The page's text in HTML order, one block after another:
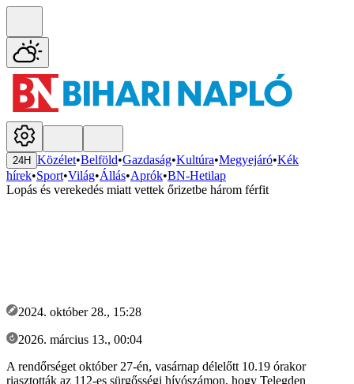
24H Közélet•Belföld•Gazdaság•Kultúra•Megyejáró•Kék
hírek•Sport•Világ•Állás•Aprók•BN-Hetilap
Lopás és verekedés miatt vettek őrizetbe három férfit
2024. október 28., 15:28
2026. március 13., 00:04
A rendőrséget október 27-én, vasárnap délelőtt 10.19 órakor
riasztották az 112-es sürgősségi hívószámon, hogy Telegden